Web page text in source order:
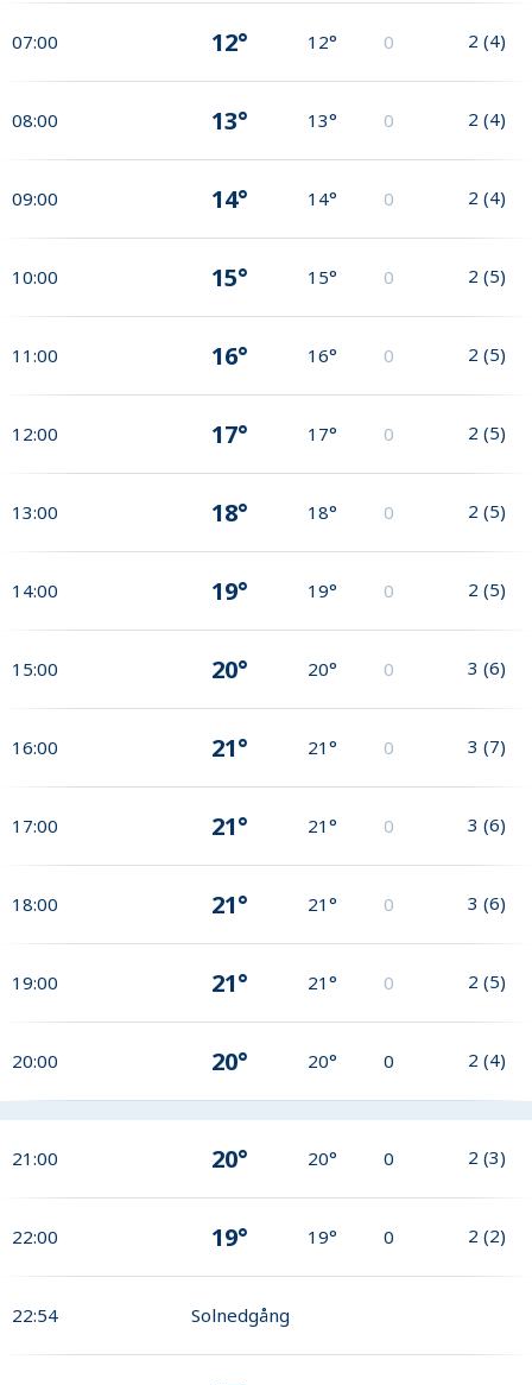
07:00 12° 12° 0 2 (4)
08:00 13° 13° 0 2 (4)
09:00 14° 14° 0 2 (4)
10:00 15° 15° 0 2 (5)
11:00 16° 16° 0 2 (5)
12:00 17° 17° 0 2 (5)
13:00 18° 18° 0 2 (5)
14:00 19° 19° 0 2 (5)
15:00 20° 20° 0 3 (6)
16:00 21° 21° 0 3 (7)
17:00 21° 21° 0 3 (6)
18:00 21° 21° 0 3 (6)
19:00 21° 21° 0 2 (5)
20:00 20° 20° 0 2 (4)
21:00 20° 20° 0 2 (3)
22:00 19° 19° 0 2 (2)
22:54 Solnedgång